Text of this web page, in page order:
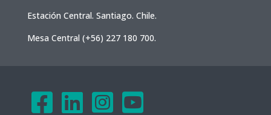
Estación Central. Santiago. Chile.
Mesa Central (+56) 227 180 700.
   